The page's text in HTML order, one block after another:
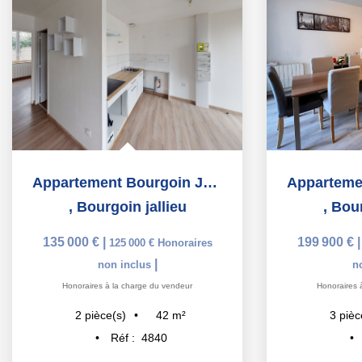
Appartement Bourgoin Jallieu pour INVESTISSEURS
, Bourgoin jallieu
135 000 € 125 000 € Honoraires
non inclus
Honoraires à la charge du vendeur
2 pièce(s) 42 m²
Réf : 4840
,
199 900 €
Honoraires
3